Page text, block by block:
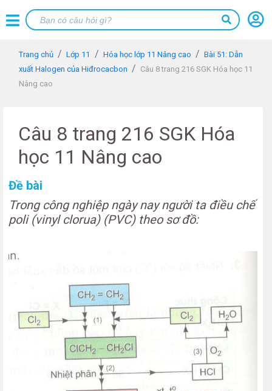
Trang chủ Lớp 11 Hóa học lớp 11 Nâng cao
Bài 51: Dẫn
xuất Halogen của Hiđrocacbon
Câu 8 trang 216 SGK Hóa học 11
Nâng cao
Câu 8 trang 216 SGK Hóa
học 11 Nâng cao
Đề bài
Trong công nghiệp ngày nay người ta điều chế
poli (vinyl clorua) (PVC) theo sơ đồ: